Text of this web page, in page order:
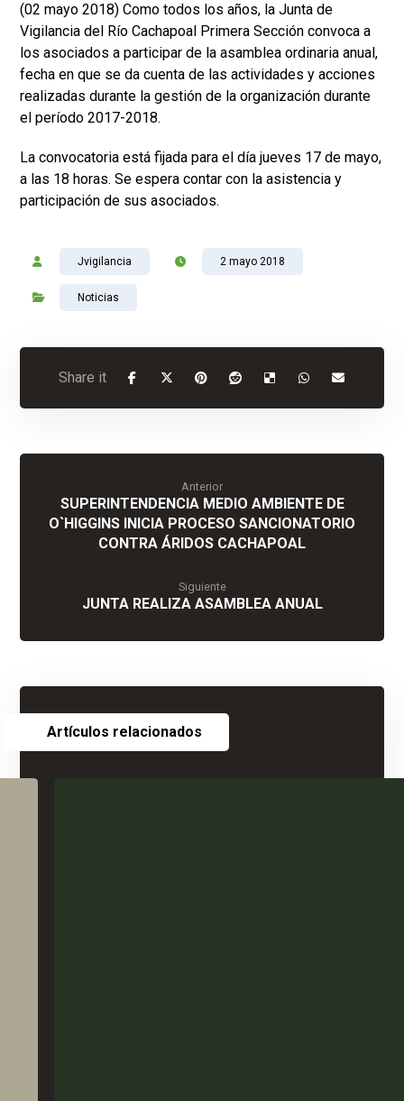
(02 mayo 2018) Como todos los años, la Junta de
Vigilancia del Río Cachapoal Primera Sección convoca a
los asociados a participar de la asamblea ordinaria anual,
fecha en que se da cuenta de las actividades y acciones
realizadas durante la gestión de la organización durante
el período 2017-2018.
La convocatoria está fijada para el día jueves 17 de mayo,
a las 18 horas. Se espera contar con la asistencia y
participación de sus asociados.
Jvigilancia 2 mayo 2018
Noticias
Anterior
SUPERINTENDENCIA MEDIO AMBIENTE DE
O`HIGGINS INICIA PROCESO SANCIONATORIO
CONTRA ÁRIDOS CACHAPOAL
Siguiente
JUNTA REALIZA ASAMBLEA ANUAL
Artículos relacionados